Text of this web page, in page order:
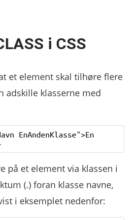
i CSS
et element skal tilhøre flere
adskille klasserne med
EnAndenKlasse">En
på et element via klassen i
(.) foran klasse navne,
i eksemplet nedenfor: